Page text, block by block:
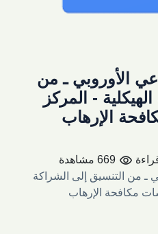
الأوروبي ـ من
- المركز
الإرهاب
visibility 669 مشاهدة
ـ من التنسيق إلى الشراكة
مكافحة الإرهاب